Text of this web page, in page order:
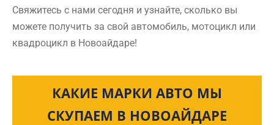
Свяжитесь с нами сегодня и узнайте, сколько вы
можете получить за свой автомобиль, мотоцикл или
квадроцикл в Новоайдаре!
КАКИЕ МАРКИ АВТО МЫ
СКУПАЕМ В НОВОАЙДАРЕ